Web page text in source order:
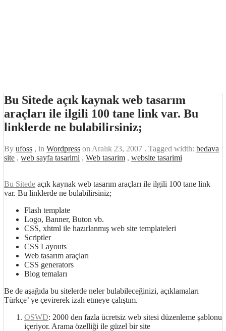
Bu Sitede açık kaynak web tasarım
araçları ile ilgili 100 tane link var. Bu
linklerde ne bulabilirsiniz;
By ufoss , in Wordpress on Aralık 23, 2007 . Tagged width: bedava
site , web sayfa tasarimi , Web tasarim , website tasarimi
Bu Sitede açık kaynak web tasarım araçları ile ilgili 100 tane link
var. Bu linklerde ne bulabilirsiniz;
Flash template
Logo, Banner, Buton vb.
CSS, xhtml ile hazırlanmış web site templateleri
Scriptler
CSS Layouts
Web tasarım araçları
CSS generators
Blog temaları
Be de aşağıda bu sitelerde neler bulabileceğinizi, açıklamaları
Türkçe’ ye çevirerek izah etmeye çalıştım.
OSWD: 2000 den fazla ücretsiz web sitesi düzenleme şablonu
içeriyor. Arama özelliği ile güzel bir site